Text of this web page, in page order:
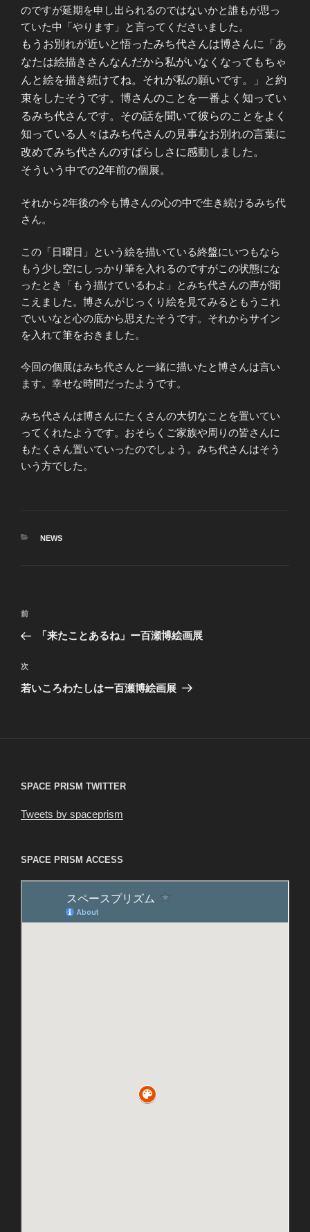
のですが延期を申し出られるのではないかと誰もが思っ
ていた中「やります」と言ってくださいました。
もうお別れが近いと悟ったみち代さんは博さんに「あ
なたは絵描きさんなんだから私がいなくなってもちゃ
んと絵を描き続けてね。それが私の願いです。」と約
束をしたそうです。博さんのことを一番よく知ってい
るみち代さんです。その話を聞いて彼らのことをよく
知っている人々はみち代さんの見事なお別れの言葉に
改めてみち代さんのすばらしさに感動しました。
そういう中での2年前の個展。
それから2年後の今も博さんの心の中で生き続けるみち代
さん。
この「日曜日」という絵を描いている終盤にいつもなら
もう少し空にしっかり筆を入れるのですがこの状態にな
ったとき「もう描けているわよ」とみち代さんの声が聞
こえました。博さんがじっくり絵を見てみるともうこれ
でいいなと心の底から思えたそうです。それからサイン
を入れて筆をおきました。
今回の個展はみち代さんと一緒に描いたと博さんは言い
ます。幸せな時間だったようです。
みち代さんは博さんにたくさんの大切なことを置いてい
ってくれたようです。おそらくご家族や周りの皆さんに
もたくさん置いていったのでしょう。みち代さんはそう
いう方でした。
カ
NEWS
投
ナ
ビ
ゲ
前
の
稿
前
「来たことあるね」ー百瀬博絵画展
次
の
次
若いころわたしはー百瀬博絵画展
SPACE PRISM TWITTER
Tweets by spaceprism
SPACE PRISM ACCESS